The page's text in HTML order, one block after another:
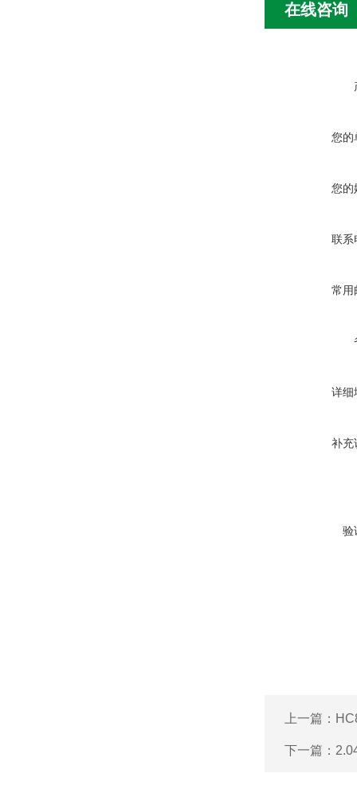
在线咨询
您的
您的
联系
常用
详细
补充
验
上一篇：
下一篇：